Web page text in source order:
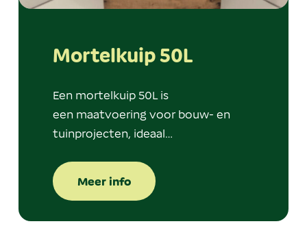
Mortelkuip 50L
Een mortelkuip 50L is
een maatvoering voor bouw- en
tuinprojecten, ideaal…
Meer info